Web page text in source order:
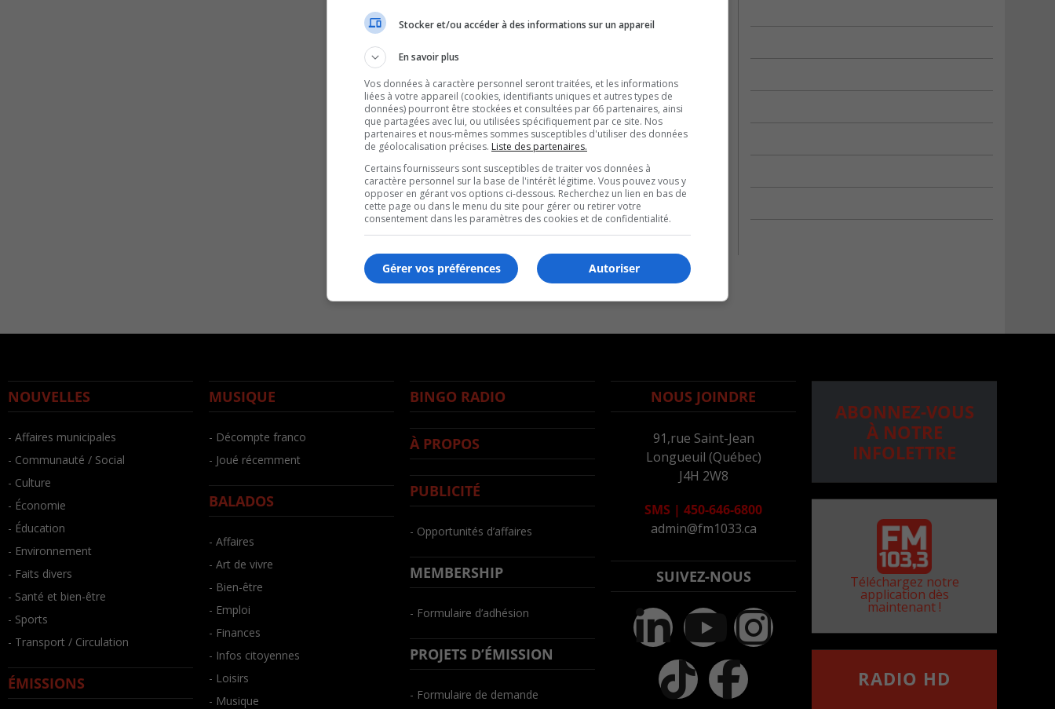
NOUVELLES
- Affaires municipales
- Communauté / Social
- Culture
- Économie
- Éducation
- Environnement
- Faits divers
- Santé et bien-être
- Sports
- Transport / Circulation
ÉMISSIONS
MUSIQUE
- Décompte franco
- Joué récemment
BALADOS
- Affaires
- Art de vivre
- Bien-être
- Emploi
- Finances
- Infos citoyennes
- Loisirs
- Musique
BINGO RADIO
À PROPOS
PUBLICITÉ
- Opportunités d’affaires
MEMBERSHIP
- Formulaire d’adhésion
PROJETS D’ÉMISSION
- Formulaire de demande
NOUS JOINDRE
91,rue Saint-Jean
Longueuil (Québec)
J4H 2W8
SMS | 450-646-6800
admin@fm1033.ca
SUIVEZ-NOUS
ABONNEZ-VOUS
À NOTRE
INFOLETTRE
Téléchargez notre
application dès
maintenant !
RADIO HD
Stocker et/ou accéder à des informations sur un appareil
En savoir plus
Vos données à caractère personnel seront traitées, et les informations
liées à votre appareil (cookies, identifiants uniques et autres types de
données) pourront être stockées et consultées par 66 partenaires, ainsi
que partagées avec lui, ou utilisées spécifiquement par ce site. Nos
partenaires et nous-mêmes sommes susceptibles d'utiliser des données
de géolocalisation précises. Liste des partenaires.
Certains fournisseurs sont susceptibles de traiter vos données à
caractère personnel sur la base de l'intérêt légitime. Vous pouvez vous y
opposer en gérant vos options ci-dessous. Recherchez un lien en bas de
cette page ou dans le menu du site pour gérer ou retirer votre
consentement dans les paramètres des cookies et de confidentialité.
Autoriser
Gérer vos préférences